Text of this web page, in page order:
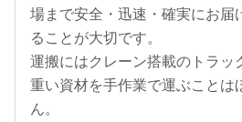
場まで安全・迅速・確実にお届
ることが大切です。
運搬にはクレーン搭載のトラッ
重い資材を手作業で運ぶことは
ん。